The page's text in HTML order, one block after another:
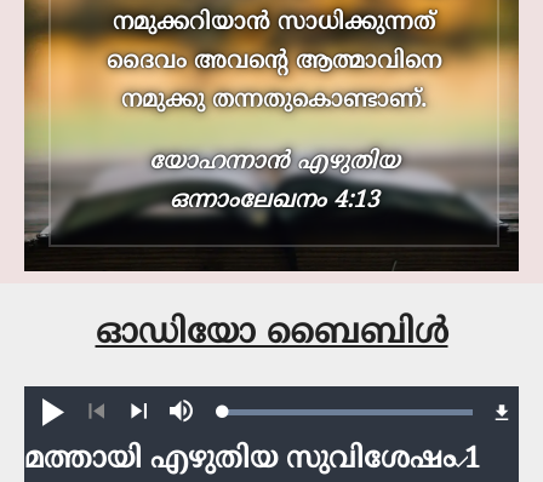
നമുക്കറിയാന്‍ സാധിക്കുന്നത്
ദൈവം അവന്‍റെ ആത്മാവിനെ
നമുക്കു തന്നതുകൊണ്ടാണ്.
യോഹന്നാൻ എഴുതിയ
ഒന്നാംലേഖനം 4:13
ഓഡിയോ ബൈബിൾ
Play
PreviousNext
Mute Loaded:
മത്തായി എഴുതിയ സുവിശേഷം 1